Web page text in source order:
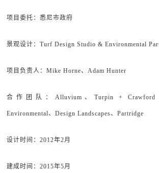
项目委托：悉尼市政府
景观设计：Turf Design Studio & Environmental
项目负责人：Mike Horne、Adam Hunter
合作团队：Alluvium、Turpin + Crawford
Environmental、Design Landscapes、Partridge
设计时间：2012年2月
建成时间：2015年5月